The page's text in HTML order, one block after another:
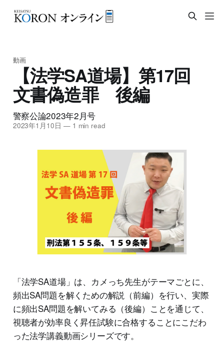
動画
【法学SA道場】第17回
文書偽造罪 後編
警察公論2023年2月号
2023年1月10日 —1 min read
「法学SA道場」は、カメっち先生がテーマごとに、
頻出SA問題を解くための解説（前編）を行い、実際
に頻出SA問題を解いてみる（後編）ことを通じて、
視聴者が効率良く昇任試験に合格することにこだわ
った法学講義動画シリーズです。